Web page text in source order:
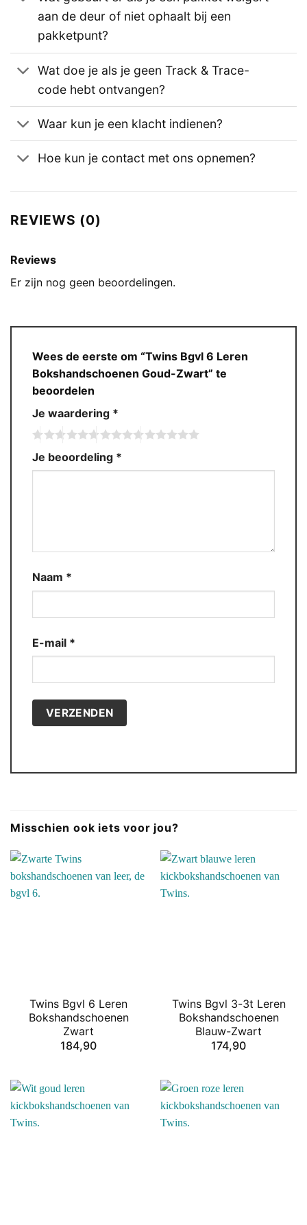
aan de deur of niet ophaalt bij een
pakketpunt?
Wat doe je als je geen Track & Trace-
code hebt ontvangen?
Waar kun je een klacht indienen?
Hoe kun je contact met ons opnemen?
REVIEWS (0)
Reviews
Er zijn nog geen beoordelingen.
Wees de eerste om “Twins Bgvl 6 Leren
Bokshandschoenen Goud-Zwart” te
beoordelen
Je waardering *
Je beoordeling *
Naam *
E-mail *
Misschien ook iets voor jou?
Twins Bgvl 6 Leren
Bokshandschoenen
Zwart
184,90
Twins Bgvl 3-3t Leren
Bokshandschoenen
Blauw-Zwart
174,90